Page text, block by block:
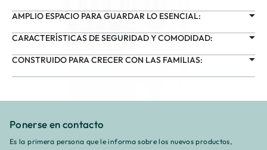
AMPLIO ESPACIO PARA GUARDAR LO ESENCIAL:
CARACTERÍSTICAS DE SEGURIDAD Y COMODIDAD:
CONSTRUIDO PARA CRECER CON LAS FAMILIAS:
Ponerse en contacto
Es la primera persona que le informa sobre los nuevos productos,